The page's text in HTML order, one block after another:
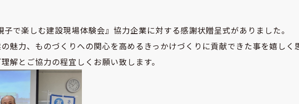
で楽しむ建設現場体験会』協力企業に対する感謝状贈呈式がありました。
魅力、ものづくりへの関心を高めるきっかけづくりに貢献できた事を嬉しく
解とご協力の程宜しくお願い致します。